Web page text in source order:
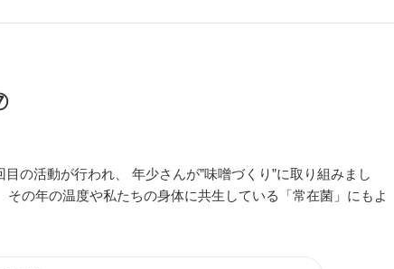
の活動が行われ、 年少さんが”味噌づくり”に取り組みまし
の年の温度や私たちの身体に共生している「常在菌」にもよ